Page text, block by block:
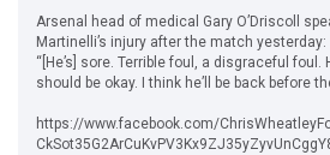
Arsenal head of medical Gary O’Driscoll
Martinelli’s injury after the match yesterday:
“[He’s] sore. Terrible foul, a disgraceful foul.
should be okay. I think he’ll be back before
https://www.facebook.com/